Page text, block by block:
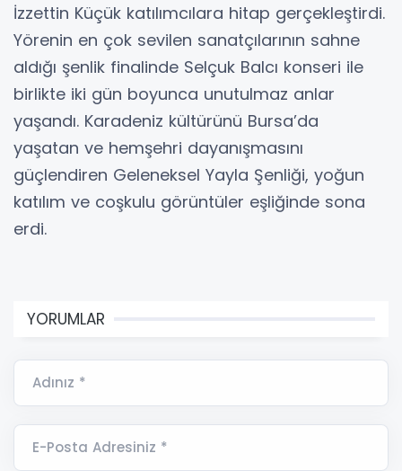
İzzettin Küçük katılımcılara hitap gerçekleştirdi.
Yörenin en çok sevilen sanatçılarının sahne
aldığı şenlik finalinde Selçuk Balcı konseri ile
birlikte iki gün boyunca unutulmaz anlar
yaşandı. Karadeniz kültürünü Bursa’da
yaşatan ve hemşehri dayanışmasını
güçlendiren Geleneksel Yayla Şenliği, yoğun
katılım ve coşkulu görüntüler eşliğinde sona
erdi.
YORUMLAR
Adınız *
E-Posta Adresiniz *